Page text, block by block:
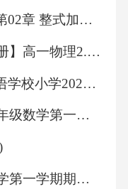
要地位。根据
据，2019年，
占全球货物运
贸易中的份额持
和碳排放特征
飞机飞行过程
七年级上册数学人教版第02章 整式加减测试卷（原卷版）
【人教版2019必修第一册】高一物理2.时间 位移（教学设计）教案
河南省驻马店市泌阳双语学校小学2027届数学三上期末综合测试试题含解析
湖南省衡阳市2027届六年级数学第一学期期末综合测试模拟试题含解析
千阳县2027届六年级数学第一学期期末监测模拟试题含解析